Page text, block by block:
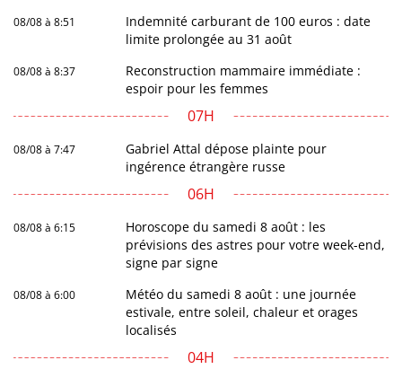
08/08 à 8:51
Indemnité carburant de 100 euros : date
limite prolongée au 31 août
08/08 à 8:37
Reconstruction mammaire immédiate :
espoir pour les femmes
07H
08/08 à 7:47
Gabriel Attal dépose plainte pour
ingérence étrangère russe
06H
08/08 à 6:15
Horoscope du samedi 8 août : les
prévisions des astres pour votre week-end,
signe par signe
08/08 à 6:00
Météo du samedi 8 août : une journée
estivale, entre soleil, chaleur et orages
localisés
04H